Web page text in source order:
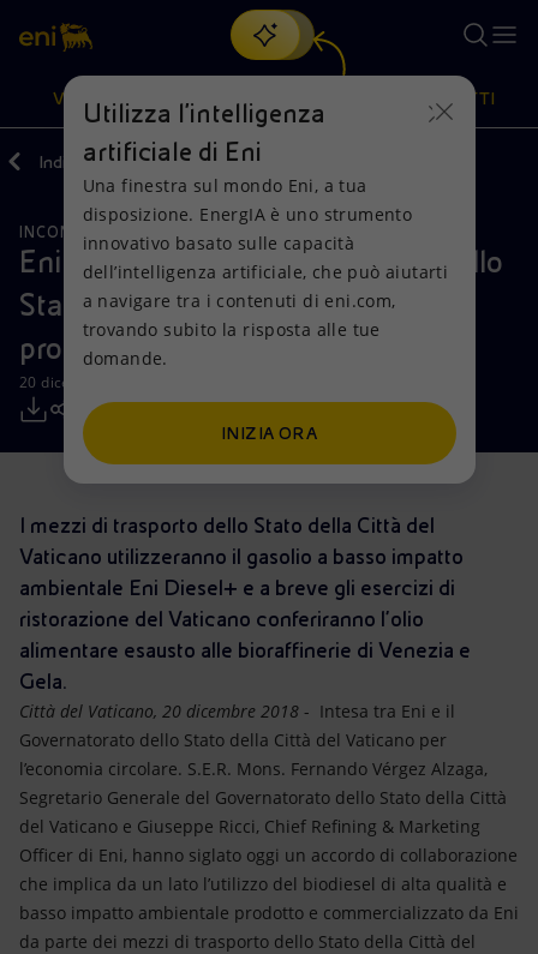
Cerca
scopri EnergIA, la nostra nuova soluzione di intelligenza
artificiale.
VISIONE
Visione
Mission e valori
Persone e Partnership
Net Zero
Modello satellitare
Energia accessibile
Innovazione
Scenari energetici
Azioni
Diversificazione energetica
Tecnologie per la transizione
Collaborazioni per l'innovazione
Attività nel mondo
PRODOTTI
Prodotti
Casa
Imprese
Mobilità
Indietro Media Comunicati Stampa
INCONTRI E ACCORDI
Eni: intesa con il Governatorato dello
Stato della Città del Vaticano per
promuovere l’economia circolare
20 dicembre 2018 - 13:45 CET
I mezzi di trasporto dello Stato della Città del
Vaticano utilizzeranno il gasolio a basso impatto
ambientale Eni Diesel+ e a breve gli esercizi di
ristorazione del Vaticano conferiranno l’olio
alimentare esausto alle bioraffinerie di Venezia e
Gela.
Città del Vaticano, 20 dicembre 2018 - Intesa tra Eni e il
Governatorato dello Stato della Città del Vaticano per
l’economia circolare. S.E.R. Mons. Fernando Vérgez Alzaga,
Segretario Generale del Governatorato dello Stato della Città
del Vaticano e Giuseppe Ricci, Chief Refining & Marketing
Officer di Eni, hanno siglato oggi un accordo di collaborazione
che implica da un lato l’utilizzo del biodiesel di alta qualità e
basso impatto ambientale prodotto e commercializzato da Eni
da parte dei mezzi di trasporto dello Stato della Città del
Utilizza l'intelligenza
artificiale di Eni
Una finestra sul mondo Eni, a tua
disposizione. EnergIA è uno strumento
innovativo basato sulle capacità
dell’intelligenza artificiale, che può aiutarti
a navigare tra i contenuti di eni.com,
trovando subito la risposta alle tue
domande.
INIZIA ORA